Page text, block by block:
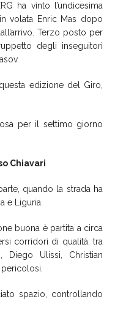
ha vinto l’undicesima
volata Enric Mas dopo
Terzo posto per
degli inseguitori
edizione del Giro,
per il settimo giorno
Chiavari
quando la strada ha
e Liguria.
buona è partita a circa
corridori di qualità: tra
Diego Ulissi, Christian
spazio, controllando